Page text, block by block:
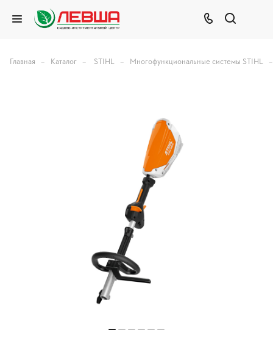
Главная – Каталог – STIHL – Многофункциональные системы STIHL –